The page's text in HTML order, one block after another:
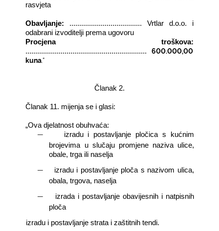
rasvjeta
Obavljanje: ..................................... Vrtlar d.o.o. i
odabrani izvoditelji prema ugovoru
Procjena troškova:
..............................................................
600.000,00
kuna.“
Članak 2.
Članak 11. mijenja se i glasi:
„Ova djelatnost obuhvaća:
― izradu i postavljanje pločica s kućnim
brojevima u slučaju promjene naziva ulice,
obale, trga ili naselja
― izradu i postavljanje ploča s nazivom ulica,
obala, trgova, naselja
―
izrada i postavljanje obavijesnih i natpisnih
ploča
izradu i postavljanje strata i zaštitnih tendi.